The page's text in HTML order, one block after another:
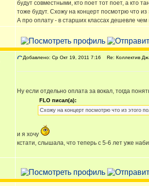
будут совместными, кто поет тот поет, а кто
тоже будут. Схожу на концерт посмотрю что
А про оплату - в старших классах дешевле
Добавлено: Ср Окт 19, 2011 7:16 Re: Коллектив
Ну если отдельно оплата за вокал, тогда
FLO писал(а):
Схожу на концерт посмотрю что из этого
и я хочу
кстати, слышала, что теперь с 5-6 лет уже